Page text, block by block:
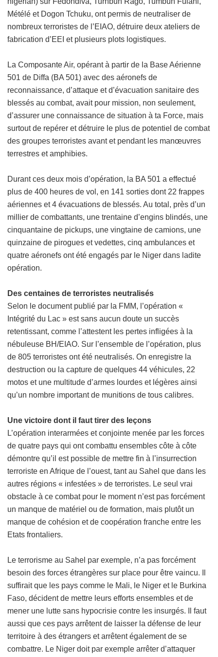
Métélé et Dogon Tchuku, ont permis de neutraliser de
nombreux terroristes de l’EIAO, détruire deux ateliers de
fabrication d’EEI et plusieurs plots logistiques.
La Composante Air, opérant à partir de la Base Aérienne
501 de Diffa (BA 501) avec des aéronefs de
reconnaissance, d’attaque et d’évacuation sanitaire des
blessés au combat, avait pour mission, non seulement,
d’assurer une connaissance de situation à ta Force, mais
surtout de repérer et détruire le plus de potentiel de combat
des groupes terroristes avant et pendant les manœuvres
terrestres et amphibies.
Durant ces deux mois d’opération, la BA 501 a effectué
plus de 400 heures de vol, en 141 sorties dont 22 frappes
aériennes et 4 évacuations de blessés. Au total, près d’un
millier de combattants, une trentaine d’engins blindés, une
cinquantaine de pickups, une vingtaine de camions, une
quinzaine de pirogues et vedettes, cinq ambulances et
quatre aéronefs ont été engagés par le Niger dans ladite
opération.
Des centaines de terroristes neutralisés
Selon le document publié par la FMM, l’opération «
Intégrité du Lac » est sans aucun doute un succès
retentissant, comme l’attestent les pertes infligées à la
nébuleuse BH/EIAO. Sur l’ensemble de l’opération, plus
de 805 terroristes ont été neutralisés. On enregistre la
destruction ou la capture de quelques 44 véhicules, 22
motos et une multitude d’armes lourdes et légères ainsi
qu’un nombre important de munitions de tous calibres.
Une victoire dont il faut tirer des leçons
L’opération interarmées et conjointe menée par les forces
de quatre pays qui ont combattu ensembles côte à côte
démontre qu’il est possible de mettre fin à l’insurrection
terroriste en Afrique de l’ouest, tant au Sahel que dans les
autres régions « infestées » de terroristes. Le seul vrai
obstacle à ce combat pour le moment n’est pas forcément
un manque de matériel ou de formation, mais plutôt un
manque de cohésion et de coopération franche entre les
Etats frontaliers.
Le terrorisme au Sahel par exemple, n’a pas forcément
besoin des forces étrangères sur place pour être vaincu. Il
suffirait que les pays comme le Mali, le Niger et le Burkina
Faso, décident de mettre leurs efforts ensembles et de
mener une lutte sans hypocrisie contre les insurgés. Il faut
aussi que ces pays arrêtent de laisser la défense de leur
territoire à des étrangers et arrêtent également de se
combattre. Le Niger doit par exemple arrêter d’attaquer